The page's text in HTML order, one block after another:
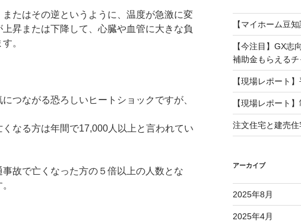
たはその逆というように、温度が急激に変
昇または下降して、心臓や血管に大きな負
。
つながる恐ろしいヒートショックですが、
なる方は年間で17,000人以上と言われてい
故で亡くなった方の５倍以上の人数とな
【マイホーム豆
【今注目】GX志
補助金もらえるチ
【現場レポート
【現場レポート
注文住宅と建売
アーカイブ
2025年8月
2025年4月